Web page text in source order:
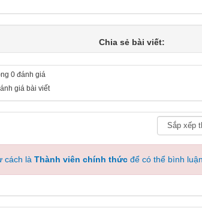
Chia sẻ bài viết:
0 đánh giá
giá bài viết
cách là Thành viên chính thức để có thể bình luận